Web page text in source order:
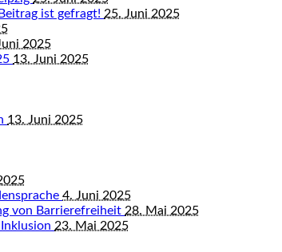
ist gefragt! 25. Juni 2025
2025
13. Juni 2025
13. Juni 2025
4. Juni 2025
von Barrierefreiheit 28. Mai 2025
23. Mai 2025